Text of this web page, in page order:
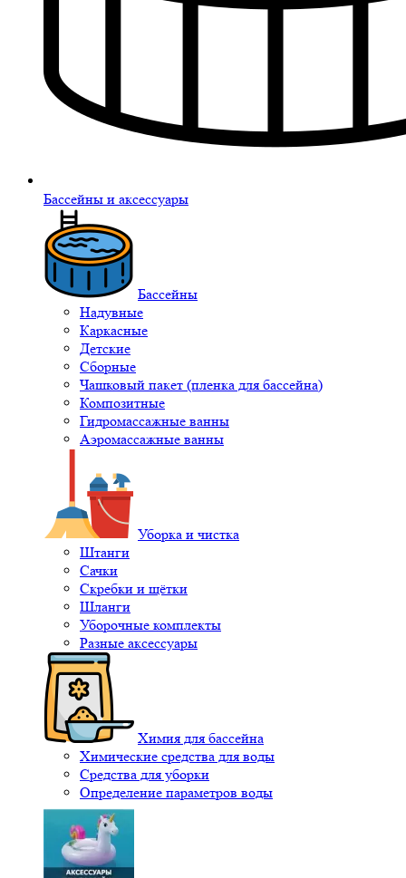
Бассейны и аксессуары
Бассейны
Надувные
Каркасные
Детские
Сборные
Чашковый пакет (пленка для бассейна)
Композитные
Гидромассажные ванны
Аэромассажные ванны
Уборка и чистка
Штанги
Сачки
Скребки и щётки
Шланги
Уборочные комплекты
Разные аксессуары
Химия для бассейна
Химические средства для воды
Средства для уборки
Определение параметров воды